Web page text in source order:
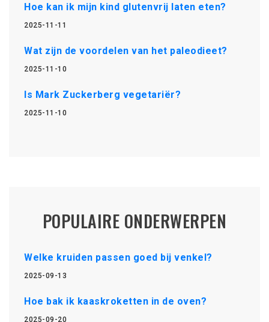
Hoe kan ik mijn kind glutenvrij laten eten?
2025-11-11
Wat zijn de voordelen van het paleodieet?
2025-11-10
Is Mark Zuckerberg vegetariër?
2025-11-10
POPULAIRE ONDERWERPEN
Welke kruiden passen goed bij venkel?
2025-09-13
Hoe bak ik kaaskroketten in de oven?
2025-09-20